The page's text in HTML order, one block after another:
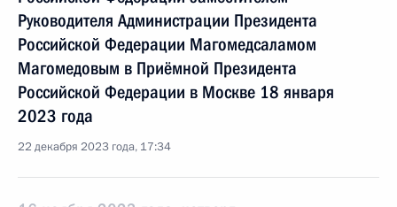
Руководителя Администрации Президента
Российской Федерации Магомедсаламом
Магомедовым в Приёмной Президента
Российской Федерации в Москве 18 января
2023 года
22 декабря 2023 года, 17:34